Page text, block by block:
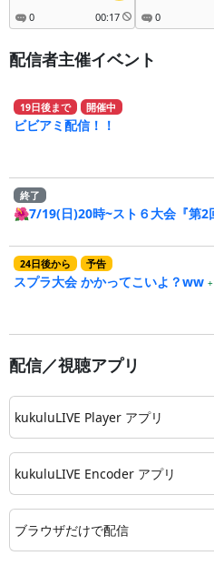
0 00:17 0
配信者主催イベント
19日後まで 開催中
ビビアミ配信！！
終了
🌺7/19(日)20時~スト６大会『第
24日後から 予告
スプラ大会 かかってこいよ？ww
配信／視聴アプリ
kukuluLIVE Player アプリ
kukuluLIVE Encoder アプリ
ブラウザだけで配信